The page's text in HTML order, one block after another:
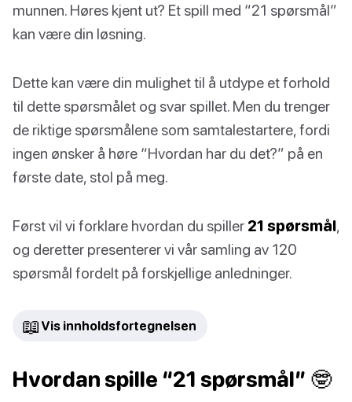
munnen. Høres kjent ut? Et spill med “21 spørsmål”
kan være din løsning.
Dette kan være din mulighet til å utdype et forhold
til dette spørsmålet og svar spillet. Men du trenger
de riktige spørsmålene som samtalestartere, fordi
ingen ønsker å høre “Hvordan har du det?” på en
første date, stol på meg.
Først vil vi forklare hvordan du spiller 21 spørsmål,
og deretter presenterer vi vår samling av 120
spørsmål fordelt på forskjellige anledninger.
📖 Vis innholdsfortegnelsen
Hvordan spille “21 spørsmål” 🤓